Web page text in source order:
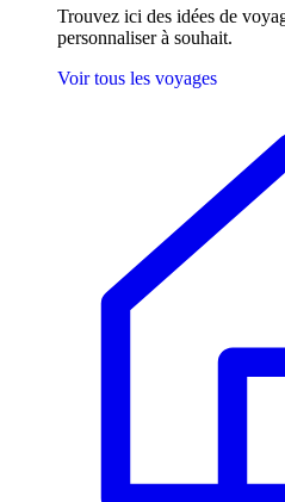
Trouvez ici des idées de
personnaliser à souhait.
Voir tous les voyages